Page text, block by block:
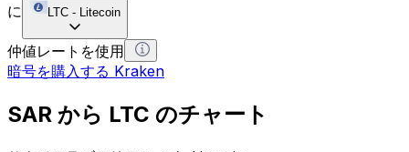
に
LTC - Litecoin
仲値レートを使用
暗号を購入する Kraken
SAR から LTC のチャート